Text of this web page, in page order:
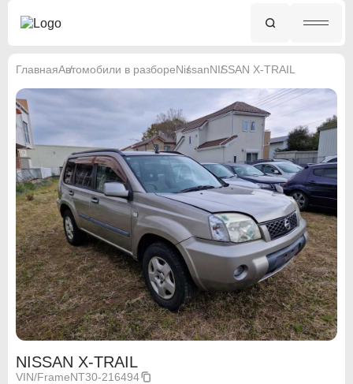
ГлавнаяАвтомобили в разбореNissanNISSAN X-TRAIL
NISSAN X-TRAIL
VIN/FrameNT30-216494